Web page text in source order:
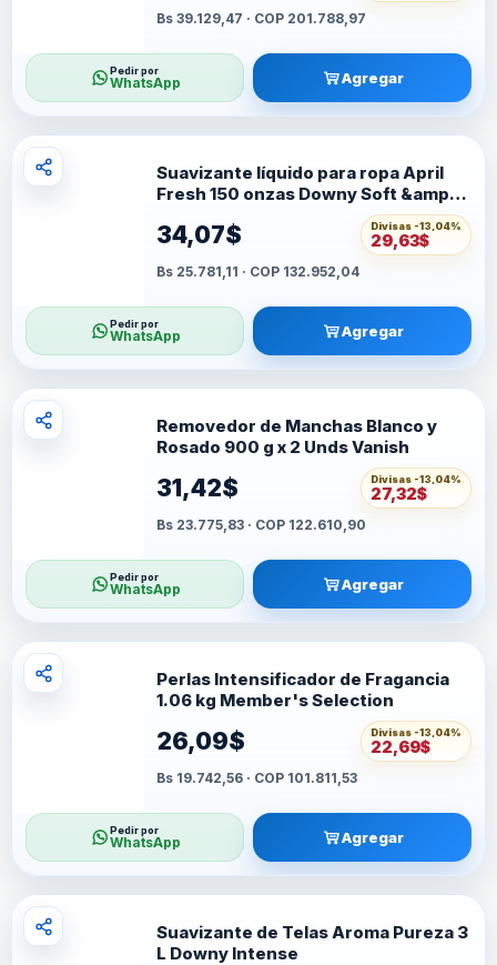
Bs 39.129,47 · COP 201.788,97
Pedir por
WhatsApp Agregar
Suavizante líquido para ropa April
Fresh 150 onzas Downy Soft &amp;
34,07$ Divisas -13,04%
29,63$
Bs 25.781,11 · COP 132.952,04
Pedir por
WhatsApp Agregar
Removedor de Manchas Blanco y
Rosado 900 g x 2 Unds Vanish
31,42$ Divisas -13,04%
27,32$
Bs 23.775,83 · COP 122.610,90
Pedir por
WhatsApp Agregar
Perlas Intensificador de Fragancia
1.06 kg Member's Selection
26,09$ Divisas -13,04%
22,69$
Bs 19.742,56 · COP 101.811,53
Pedir por
WhatsApp Agregar
Suavizante de Telas Aroma Pureza 3
L Downy Intense